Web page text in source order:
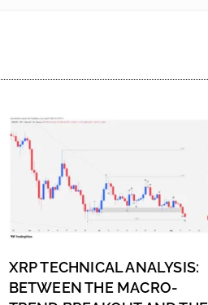
XRP TECHNICAL ANALYSIS:
BETWEEN THE MACRO-